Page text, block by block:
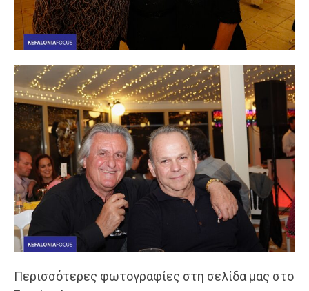
Περισσότερες φωτογραφίες στη σελίδα μας στο